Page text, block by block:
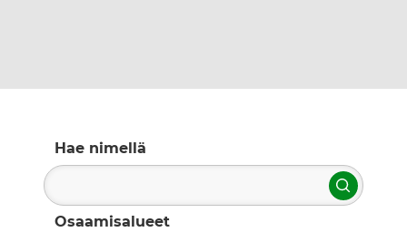
Hae nimellä
Hae
Osaamisalueet